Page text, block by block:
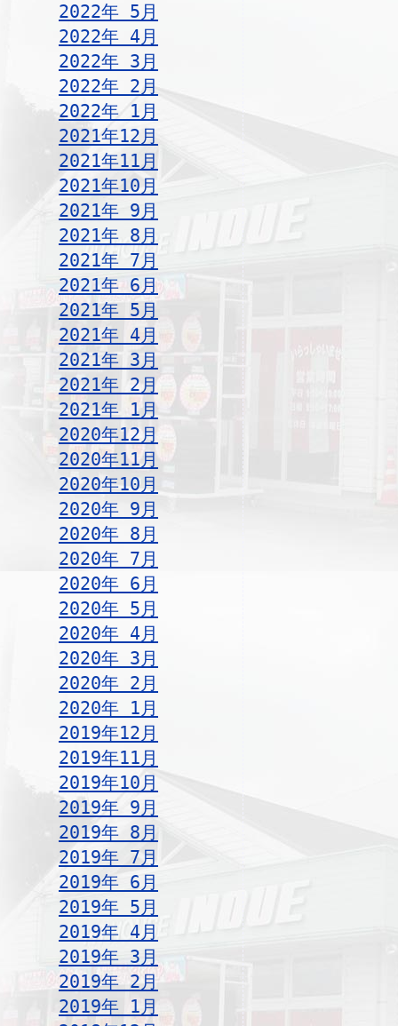
2022年 5月
2022年 4月
2022年 3月
2022年 2月
2022年 1月
2021年12月
2021年11月
2021年10月
2021年 9月
2021年 8月
2021年 7月
2021年 6月
2021年 5月
2021年 4月
2021年 3月
2021年 2月
2021年 1月
2020年12月
2020年11月
2020年10月
2020年 9月
2020年 8月
2020年 7月
2020年 6月
2020年 5月
2020年 4月
2020年 3月
2020年 2月
2020年 1月
2019年12月
2019年11月
2019年10月
2019年 9月
2019年 8月
2019年 7月
2019年 6月
2019年 5月
2019年 4月
2019年 3月
2019年 2月
2019年 1月